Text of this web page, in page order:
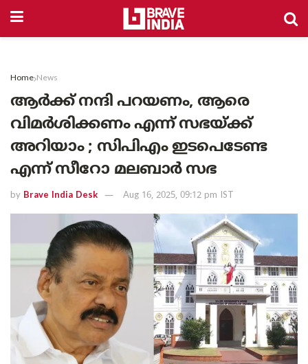
Home News
ആർക്ക് നന്ദി പറയണം, ആരെ
വിമർശിക്കണം എന്ന് സഭയ്ക്ക്
അറിയാം ; സിപിഎം ഇടപെടേണ്ട
എന്ന് സീറോ മലബാർ സഭ
by Brave India Desk Aug 16, 2025, 09:12 pm IST